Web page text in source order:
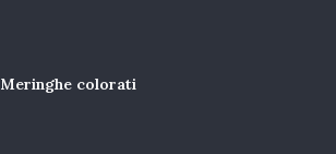
Meringhe colorati